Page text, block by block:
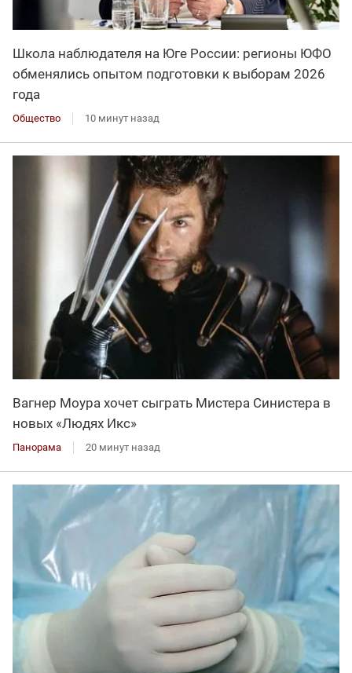
Школа наблюдателя на Юге России: регионы ЮФО
обменялись опытом подготовки к выборам 2026
года
Общество 10 минут назад
Вагнер Моура хочет сыграть Мистера Синистера в
новых «Людях Икс»
Панорама 20 минут назад